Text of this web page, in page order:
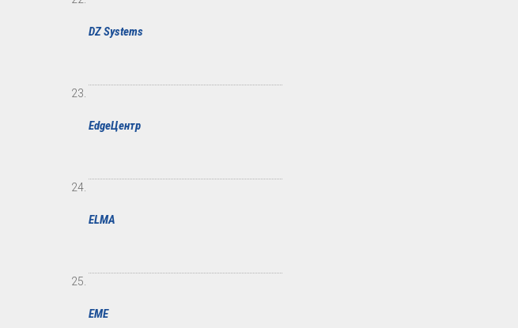
DZ Systems
EdgeЦентр
ELMA
EME